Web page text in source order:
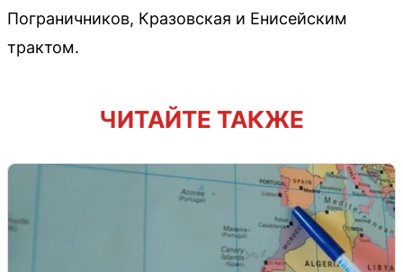
Пограничников, Кразовская и Енисейским
трактом.
ЧИТАЙТЕ ТАКЖЕ